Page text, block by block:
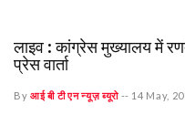
लाइव : कांग्रेस मुख्यालय में
प्रेस वार्ता
Byआई बी टी एन न्यूज़ ब्यूरो -- 14 May,